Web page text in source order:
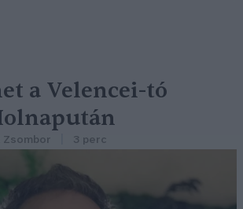
a Velencei-tó
Zsombor 3 perc